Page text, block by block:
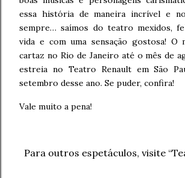
essa história de maneira incrível e
sempre… saímos do teatro mexidos,
vida e com uma sensação gostosa! O
cartaz no Rio de Janeiro até o mês de
estreia no Teatro Renault em São
setembro desse ano. Se puder, confira!
Vale muito a pena!
Para outros espetáculos, visite